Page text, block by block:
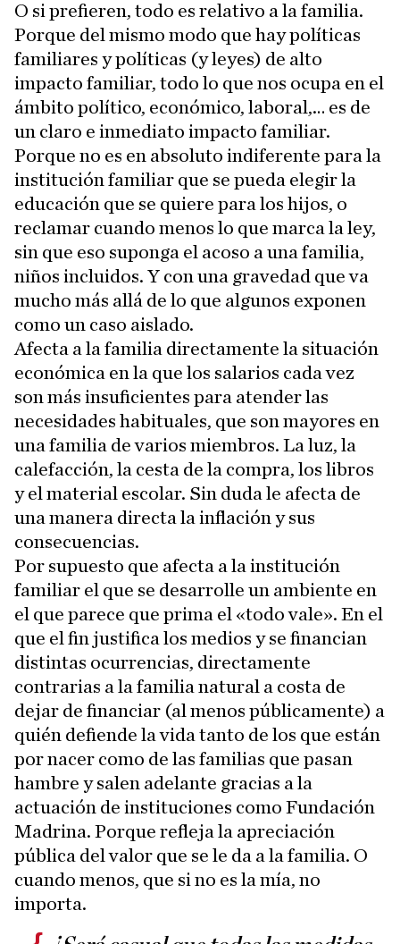
O si prefieren, todo es relativo a la familia.
Porque del mismo modo que hay políticas
familiares y políticas (y leyes) de alto
impacto familiar, todo lo que nos ocupa en el
ámbito político, económico, laboral,… es de
un claro e inmediato impacto familiar.
Porque no es en absoluto indiferente para la
institución familiar que se pueda elegir la
educación que se quiere para los hijos, o
reclamar cuando menos lo que marca la ley,
sin que eso suponga el acoso a una familia,
niños incluidos. Y con una gravedad que va
mucho más allá de lo que algunos exponen
como un caso aislado.
Afecta a la familia directamente la situación
económica en la que los salarios cada vez
son más insuficientes para atender las
necesidades habituales, que son mayores en
una familia de varios miembros. La luz, la
calefacción, la cesta de la compra, los libros
y el material escolar. Sin duda le afecta de
una manera directa la inflación y sus
consecuencias.
Por supuesto que afecta a la institución
familiar el que se desarrolle un ambiente en
el que parece que prima el «todo vale». En el
que el fin justifica los medios y se financian
distintas ocurrencias, directamente
contrarias a la familia natural a costa de
dejar de financiar (al menos públicamente) a
quién defiende la vida tanto de los que están
por nacer como de las familias que pasan
hambre y salen adelante gracias a la
actuación de instituciones como Fundación
Madrina. Porque refleja la apreciación
pública del valor que se le da a la familia. O
cuando menos, que si no es la mía, no
importa.